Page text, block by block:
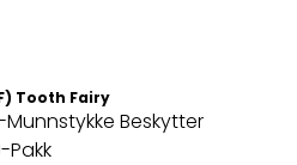
Tooth Fairy
Munnstykke Beskytter
Pakk